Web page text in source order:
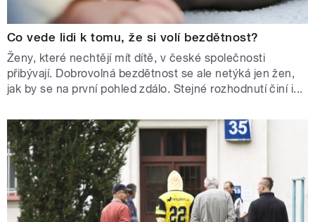
Co vede lidi k tomu, že si volí bezdětnost?
Ženy, které nechtějí mít dítě, v české společnosti
přibývají. Dobrovolná bezdětnost se ale netýká jen žen,
jak by se na první pohled zdálo. Stejné rozhodnutí činí i...